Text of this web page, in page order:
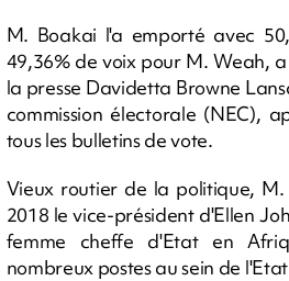
M. Boakai l'a emporté avec
49,36% de voix pour M. Weah,
la presse Davidetta Browne
commission électorale (NEC),
tous les bulletins de vote.
Vieux routier de la politique,
2018 le vice-président d'Ellen
femme cheffe d'Etat en
nombreux postes au sein de